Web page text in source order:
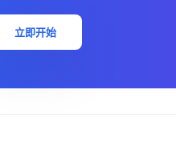
立即开始